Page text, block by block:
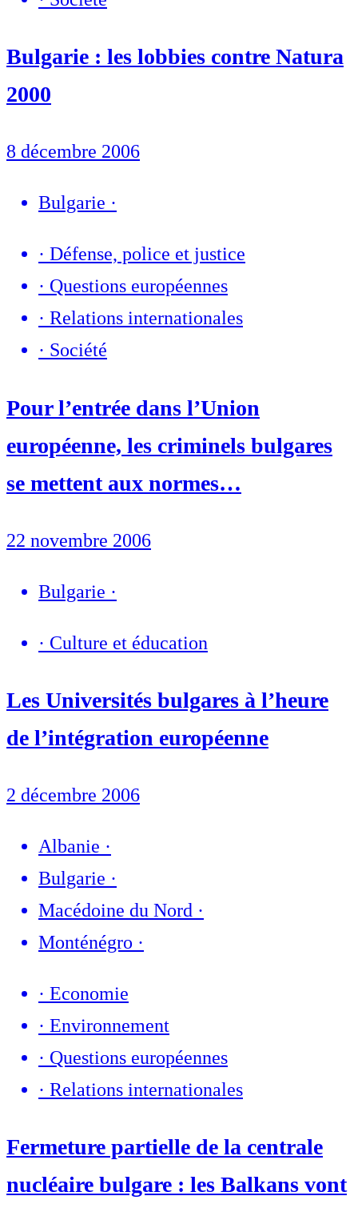
Bulgarie : les lobbies contre Natura
2000
8 décembre 2006
Bulgarie ·
· Défense, police et justice
· Questions européennes
· Relations internationales
· Société
Pour l’entrée dans l’Union
européenne, les criminels bulgares
se mettent aux normes…
22 novembre 2006
Bulgarie ·
· Culture et éducation
Les Universités bulgares à l’heure
de l’intégration européenne
2 décembre 2006
Albanie ·
Bulgarie ·
Macédoine du Nord ·
Monténégro ·
· Economie
· Environnement
· Questions européennes
· Relations internationales
Fermeture partielle de la centrale
nucléaire bulgare : les Balkans vont